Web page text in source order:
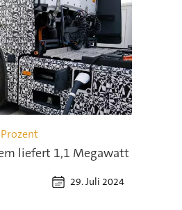
liefert 1,1 Megawatt
29. Juli 2024